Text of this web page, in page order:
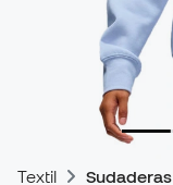
Textil Sudaderas